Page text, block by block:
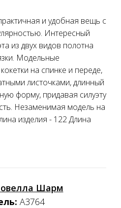
и удобная вещь с
Интересный
из двух видов полотна
Модельные
на спинке и переде,
листочками, длинный
форму, придавая силуэту
Незаменимая модель на
изделия - 122 Длина
Шарм
А3764